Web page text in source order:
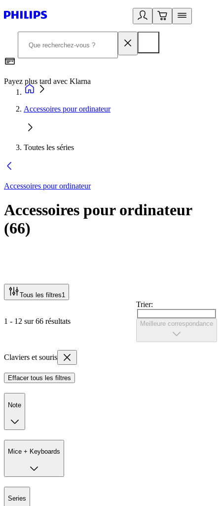
Payez plus tard avec Klarna
Accessoires pour ordinateur
Toutes les séries
Accessoires pour ordinateur
Accessoires pour ordinateur
(66)
Tous les filtres1
1 - 12 sur 66 résultats
Trier:
Meilleure correspondance
Claviers et souris
Effacer tous les filtres
Note
Mice + Keyboards
Series